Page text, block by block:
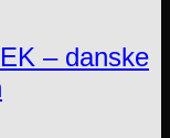
– danske